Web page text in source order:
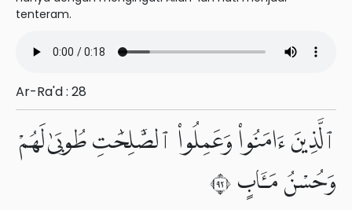
tenteram.
Ar-Ra'd : 28
ٱلَّذِينَ ءَامَنُوا۟ وَعَمِلُوا۟ ٱلصَّٰلِحَٰتِ طُوبَىٰ لَهُمْ
وَحُسْنُ مَـَٔابٍ ٢٩